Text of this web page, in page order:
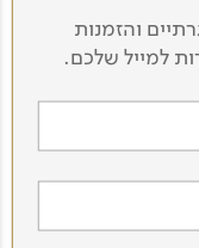
טל לירון
והזמנות
למייל שלכם.